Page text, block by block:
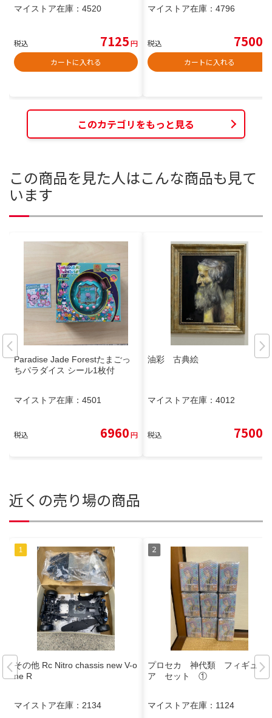
マイストア在庫： 4520
税込 7125円
カートに入れる
マイストア在庫： 4796
税込 7500
カートに入れる
このカテゴリをもっと見る
この商品を見た人はこんな商品も見て
います
Paradise Jade Forestたまごっ
ちパラダイス シール1枚付
マイストア在庫： 4501
税込 6960円
油彩 古典絵
マイストア在庫： 4012
税込 7500
近くの売り場の商品
その他 Rc Nitro chassis new V-o
ne R
マイストア在庫： 2134
プロセカ 神代類 フィギュ
ア セット ①
マイストア在庫： 1124